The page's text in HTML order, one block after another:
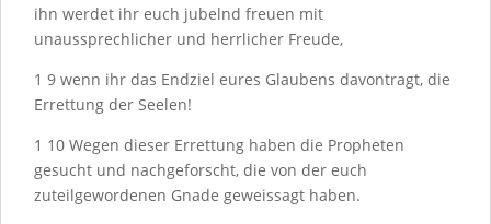
ihn werdet ihr euch jubelnd freuen mit
unaussprechlicher und herrlicher Freude,
1 9 wenn ihr das Endziel eures Glaubens davontragt, die
Errettung der Seelen!
1 10 Wegen dieser Errettung haben die Propheten
gesucht und nachgeforscht, die von der euch
zuteilgewordenen Gnade geweissagt haben.